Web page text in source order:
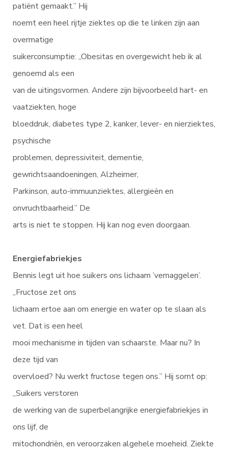
patiënt gemaakt.” Hij
noemt een heel rijtje ziektes op die te linken zijn aan
overmatige
suikerconsumptie: „Obesitas en overgewicht heb ik al
genoemd als een
van de uitingsvormen. Andere zijn bijvoorbeeld hart- en
vaatziekten, hoge
bloeddruk, diabetes type 2, kanker, lever- en nierziektes,
psychische
problemen, depressiviteit, dementie,
gewrichtsaandoeningen, Alzheimer,
Parkinson, auto-immuunziektes, allergieën en
onvruchtbaarheid.” De
arts is niet te stoppen. Hij kan nog even doorgaan.
Energiefabriekjes
Bennis legt uit hoe suikers ons lichaam ’vernaggelen’.
„Fructose zet ons
lichaam ertoe aan om energie en water op te slaan als
vet. Dat is een heel
mooi mechanisme in tijden van schaarste. Maar nu? In
deze tijd van
overvloed? Nu werkt fructose tegen ons.” Hij somt op:
„Suikers verstoren
de werking van de superbelangrijke energiefabriekjes in
ons lijf, de
mitochondriën, en veroorzaken algehele moeheid. Ziekte